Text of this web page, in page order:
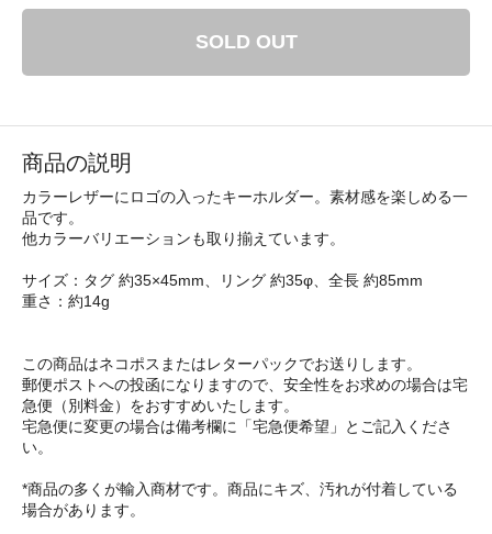
SOLD OUT
商品の説明
カラーレザーにロゴの入ったキーホルダー。素材感を楽しめる一
品です。
他カラーバリエーションも取り揃えています。
サイズ：タグ 約35×45mm、リング 約35φ、全長 約85mm
重さ：約14g
この商品はネコポスまたはレターパックでお送りします。
郵便ポストへの投函になりますので、安全性をお求めの場合は宅
急便（別料金）をおすすめいたします。
宅急便に変更の場合は備考欄に「宅急便希望」とご記入くださ
い。
*商品の多くが輸入商材です。商品にキズ、汚れが付着している
場合があります。